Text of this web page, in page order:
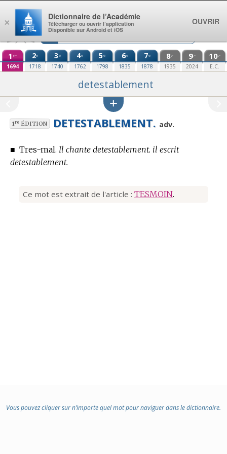
Aller au contenu
1 re
1694
2e
1718
3e
1740
4e
1762
5e
1798
6e
1835
7e
1878
8e
1935
9e
2024
10e
E.C.
detestablement
1reÉDITION DETESTABLEMENT. adv.
■ Tres-mal. Il chante detestablement. il escrit
detestablement.
Ce mot est extrait de l'article : TESMOIN.
Vous pouvez cliquer sur n’importe quel mot pour naviguer dans le dictionnaire.
×
Dictionnaire de l’Académie
Télécharger ou ouvrir l’application
Disponible sur Android et iOS
OUVRIR